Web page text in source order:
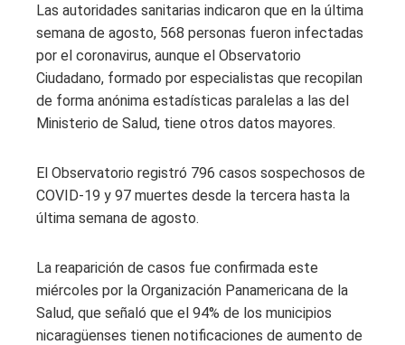
Las autoridades sanitarias indicaron que en la última
semana de agosto, 568 personas fueron infectadas
por el coronavirus, aunque el Observatorio
Ciudadano, formado por especialistas que recopilan
de forma anónima estadísticas paralelas a las del
Ministerio de Salud, tiene otros datos mayores.
El Observatorio registró 796 casos sospechosos de
COVID-19 y 97 muertes desde la tercera hasta la
última semana de agosto.
La reaparición de casos fue confirmada este
miércoles por la Organización Panamericana de la
Salud, que señaló que el 94% de los municipios
nicaragüenses tienen notificaciones de aumento de